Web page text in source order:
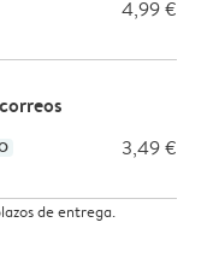
4,99 €
3,49 €
de entrega.